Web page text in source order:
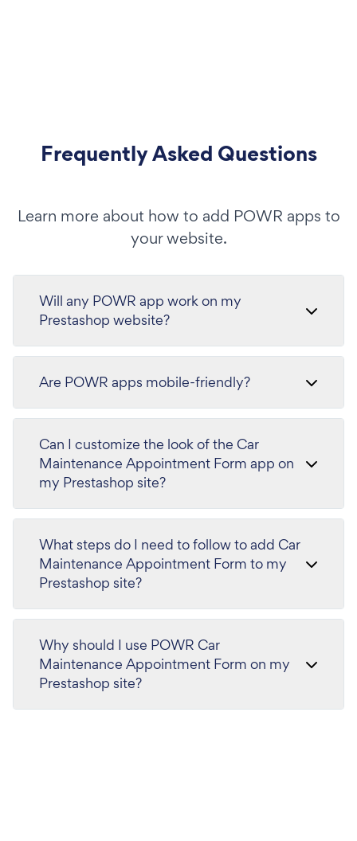
Frequently Asked Questions
Learn more about how to add POWR apps to
your website.
Will any POWR app work on my
Prestashop website?
Are POWR apps mobile-friendly?
Can I customize the look of the Car
Maintenance Appointment Form app on
my Prestashop site?
What steps do I need to follow to add Car
Maintenance Appointment Form to my
Prestashop site?
Why should I use POWR Car
Maintenance Appointment Form on my
Prestashop site?